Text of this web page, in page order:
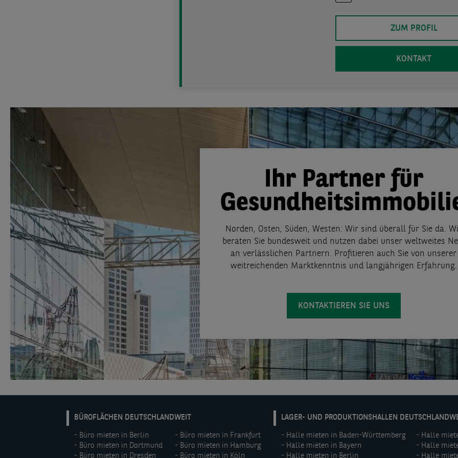
ZUM PROFIL
KONTAKT
Ihr Partner für
Norden, Osten, Süden, Westen: Wir sind überall für Sie da.
beraten Sie bundesweit und nutzen dabei unser weltweites
an verlässlichen Partnern. Profitieren auch Sie von unserer
weitreichenden Marktkenntnis und langjährigen Erfahrung.
KONTAKTIEREN SIE UNS
DE:
Footer
menu
(left)
BÜROFLÄCHEN DEUTSCHLANDWEIT
Büro mieten in Berlin
Büro mieten in Dortmund
Büro mieten in Dresden
Büro mieten in Frankfurt
Büro mieten in Hamburg
Büro mieten in Köln
DE:
Footer
menu
(middle)
LAGER- UND PRODUKTIONSHALLEN
Halle mieten in Baden-Württemberg
Halle mieten in Bayern
Halle mieten in Berlin
Halle
Halle
Halle